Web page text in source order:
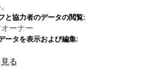
と協力者のデータの閲覧:
ーナー
ータを表示および編集:
る